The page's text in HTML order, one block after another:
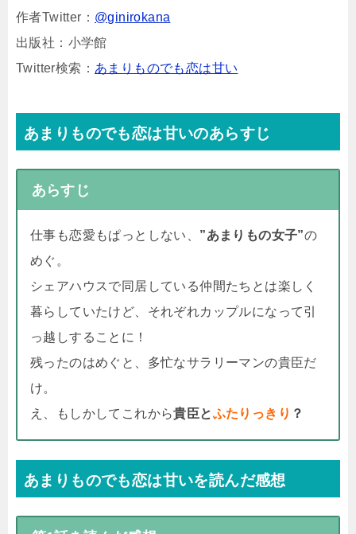
作者Twitter： @ginirokana
出版社：小学館
Twitter検索： あまりものでも恋は甘い
あまりものでも恋は甘いのあらすじ
あらすじ
仕事も恋愛もぱっとしない、 ”あまりもの女子”の
めぐ。
シェアハウスで同居している仲間たちとは楽しく
暮らしていたけど、それぞれカップルになって引
っ越しすることに！
残ったのはめぐと、多忙なサラリーマンの貴臣だ
け。
え、もしかしてこれから貴臣とふたりっきり ？
あまりものでも恋は甘いを読んだ感想